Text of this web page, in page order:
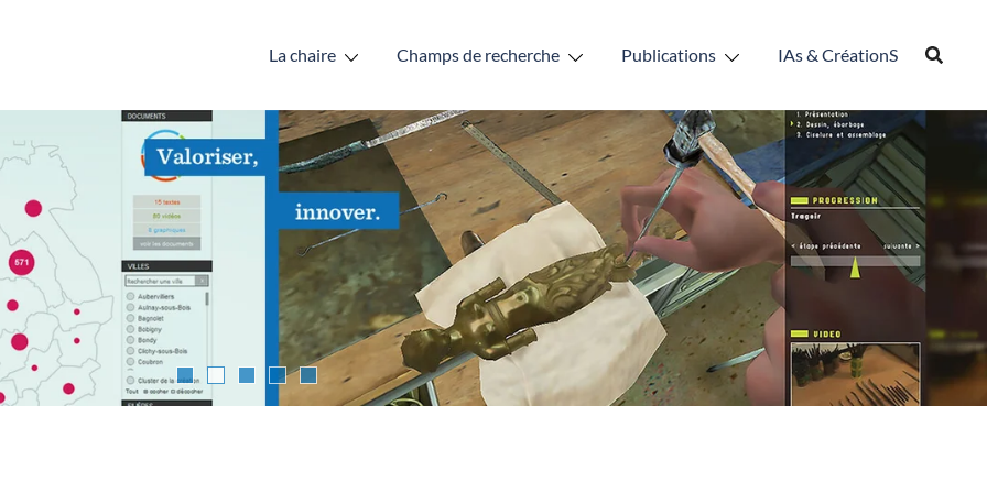
La chaire Champs de recherche Publications IAs & CréationS